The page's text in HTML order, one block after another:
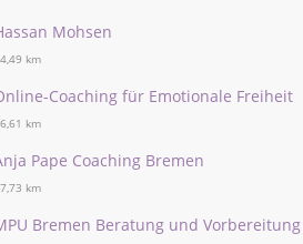
Mohsen
km
Coaching für Emotionale Freiheit
km
Pape Coaching Bremen
km
Bremen Beratung und Vorbereitung